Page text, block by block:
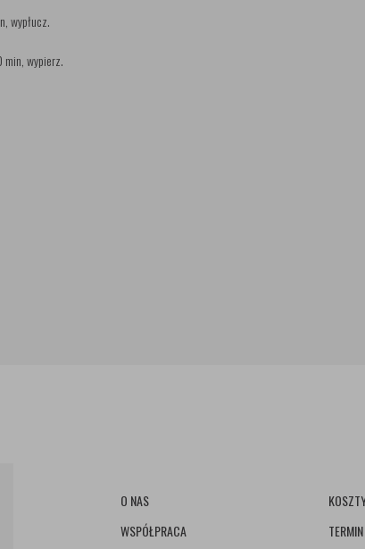
wypłucz.
min, wypierz.
O NAS
WSPÓŁPRACA